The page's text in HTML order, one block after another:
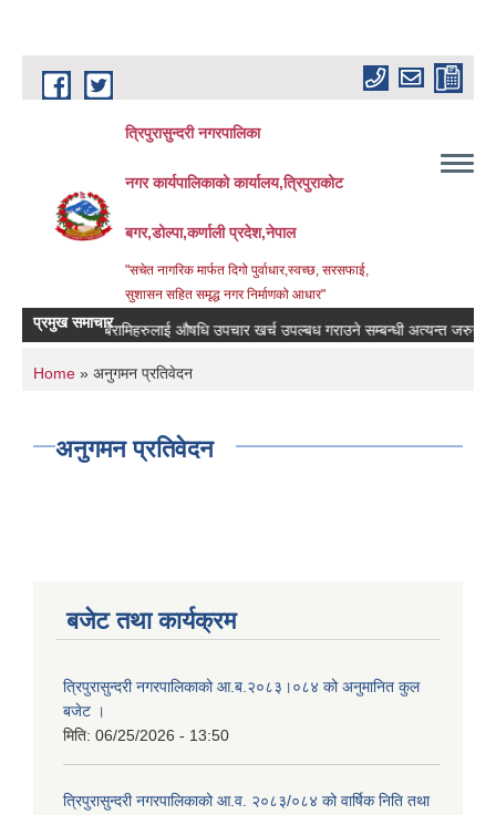
Skip to main content
त्रिपुरासुन्दरी नगरपालिका
नगर कार्यपालिकाको कार्यालय,त्रिपुराकोट
बगर,डोल्पा,कर्णाली प्रदेश,नेपाल
"सचेत नागरिक मार्फत दिगो पुर्वाधार,स्वच्छ, सरसफाई,
सुशासन सहित समृद्ध नगर निर्माणको आधार"
प्रमुख समाचार
बिरामिहरुलाई ‍‌औषधि उपचार खर्च उपल्बध गराउने सम्बन्धी अत्यन्त जरुरी सुचना ।
You are here
Home » अनुगमन प्रतिवेदन
अनुगमन प्रतिवेदन
बजेट तथा कार्यक्रम
त्रिपुरासुन्दरी नगरपालिकाको आ.ब.२०८३।०८४ को अनुमानित कुल
बजेट ।
मिति: 06/25/2026 - 13:50
त्रिपुरासुन्दरी नगरपालिकाको आ.व. २०८३/०८४ को वार्षिक निति तथा